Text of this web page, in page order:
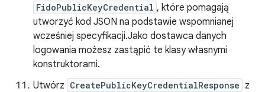
FidoPublicKeyCredential , które pomagają
utworzyć kod JSON na podstawie wspomnianej
wcześniej specyfikacji.Jako dostawca danych
logowania możesz zastąpić te klasy własnymi
konstruktorami.
Utwórz CreatePublicKeyCredentialResponse z